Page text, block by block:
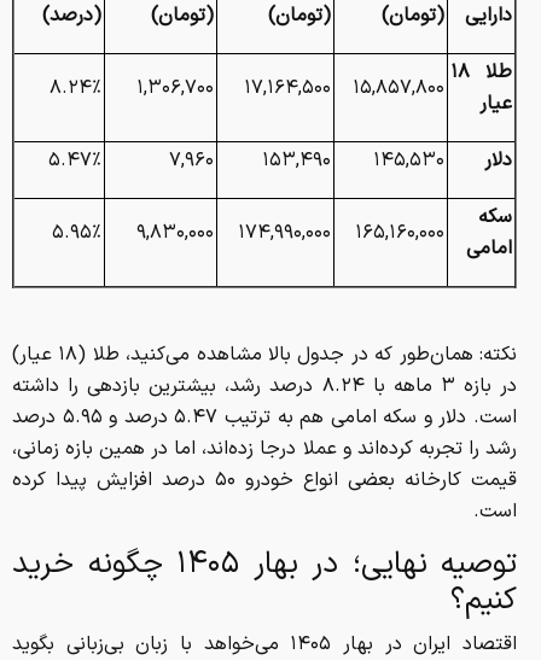
دارایی
(تومان)
(تومان)
(تومان)
(درصد)
طلا ۱۸
عیار
۱۵,۸۵۷,۸۰۰ ۱۷,۱۶۴,۵۰۰ ۱,۳۰۶,۷۰۰ ۸.۲۴٪
دلار ۱۴۵,۵۳۰ ۱۵۳,۴۹۰ ۷,۹۶۰
۵.۴۷٪
سکه
امامی
۱۶۵,۱۶۰,۰۰۰ ۱۷۴,۹۹۰,۰۰۰ ۹,۸۳۰,۰۰۰ ۵.۹۵٪
نکته: همان‌طور که در جدول بالا مشاهده می‌کنید، طلا (۱۸ عیار)
در بازه ۳ ماهه با ۸.۲۴ درصد رشد، بیشترین بازدهی را داشته
است. دلار و سکه امامی هم به ترتیب ۵.۴۷ درصد و ۵.۹۵ درصد
رشد را تجربه کرده‌اند و عملا درجا زده‌اند، اما در همین بازه زمانی،
قیمت کارخانه بعضی انواع خودرو ۵۰ درصد افزایش پیدا کرده
است.
توصیه نهایی؛ در بهار ۱۴۰۵ چگونه خرید
کنیم؟
اقتصاد ایران در بهار ۱۴۰۵ می‌خواهد با زبان بی‌زبانی بگوید